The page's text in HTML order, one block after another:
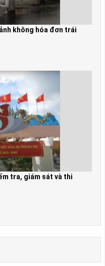
không hóa đơn trái
tra, giám sát và thi